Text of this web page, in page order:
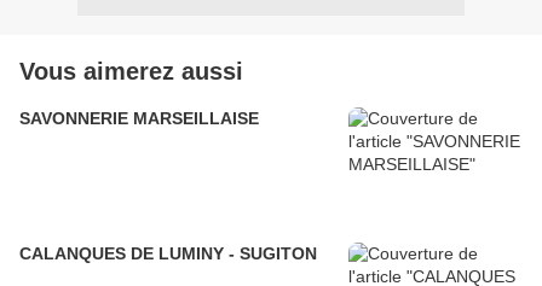
Vous aimerez aussi
SAVONNERIE MARSEILLAISE
CALANQUES DE LUMINY - SUGITON